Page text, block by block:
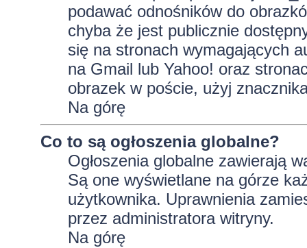
podawać odnośników do
chyba że jest publicznie
się na stronach wymagających
na Gmail lub Yahoo! oraz
obrazek w poście, użyj
Na górę
Co to są ogłoszenia globalne?
Ogłoszenia globalne zawierają
Są one wyświetlane na górze
użytkownika. Uprawnienia
przez administratora witryny.
Na górę